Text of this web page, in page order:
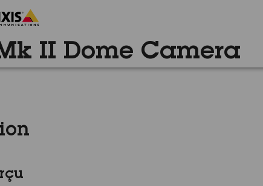
II Dome Camera